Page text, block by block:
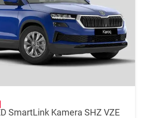
SmartLink Kamera SHZ VZE